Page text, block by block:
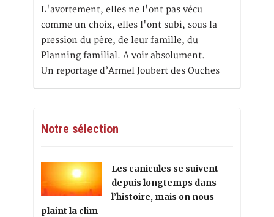
L'avortement, elles ne l'ont pas vécu
comme un choix, elles l'ont subi, sous la
pression du père, de leur famille, du
Planning familial. A voir absolument.
Un reportage d’Armel Joubert des Ouches
Notre sélection
Les canicules se suivent
depuis longtemps dans
l’histoire, mais on nous
plaint la clim